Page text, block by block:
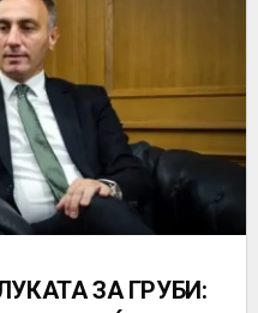
ЗА ГРУБИ: